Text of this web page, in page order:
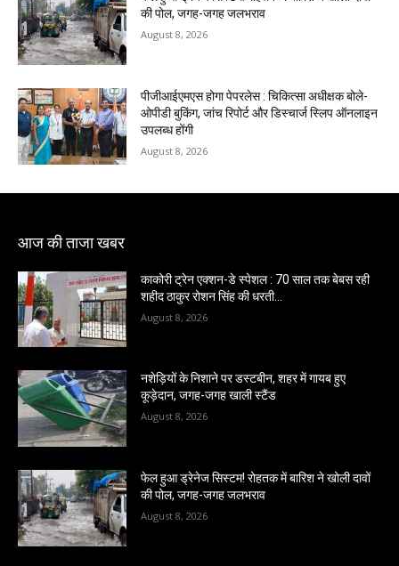
की पोल, जगह-जगह जलभराव
August 8, 2026
पीजीआईएमएस होगा पेपरलेस : चिकित्सा अधीक्षक बोले-
ओपीडी बुकिंग, जांच रिपोर्ट और डिस्चार्ज स्लिप ऑनलाइन
उपलब्ध होंगी
August 8, 2026
आज की ताजा खबर
काकोरी ट्रेन एक्शन-डे स्पेशल : 70 साल तक बेबस रही
शहीद ठाकुर रोशन सिंह की धरती…
August 8, 2026
नशेड़ियों के निशाने पर डस्टबीन, शहर में गायब हुए
कूड़ेदान, जगह-जगह खाली स्टैंड
August 8, 2026
फेल हुआ ड्रेनेज सिस्टम! रोहतक में बारिश ने खोली दावों
की पोल, जगह-जगह जलभराव
August 8, 2026